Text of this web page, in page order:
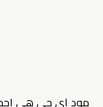
مود إي جي هي إحدى